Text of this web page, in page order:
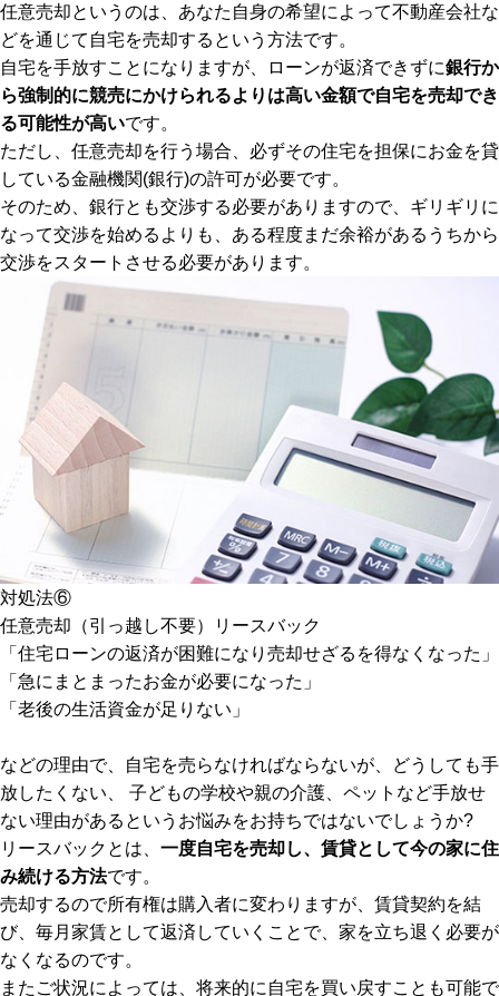
任意売却というのは、あなた自身の希望によって不動産会社な
どを通じて自宅を売却するという方法です。
自宅を手放すことになりますが、ローンが返済できずに銀行か
ら強制的に競売にかけられるよりは高い金額で自宅を売却でき
る可能性が高いです。
ただし、任意売却を行う場合、必ずその住宅を担保にお金を貸
している金融機関(銀行)の許可が必要です。
そのため、銀行とも交渉する必要がありますので、ギリギリに
なって交渉を始めるよりも、ある程度まだ余裕があるうちから
交渉をスタートさせる必要があります。
対処法⑥
任意売却（引っ越し不要）リースバック
「住宅ローンの返済が困難になり売却せざるを得なくなった」
「急にまとまったお金が必要になった」
「老後の生活資金が足りない」
などの理由で、自宅を売らなければならないが、どうしても手
放したくない、 子どもの学校や親の介護、ペットなど手放せ
ない理由があるというお悩みをお持ちではないでしょうか?
リースバックとは、 一度自宅を売却し、賃貸として今の家に住
み続ける方法です。
売却するので所有権は購入者に変わりますが、賃貸契約を結
び、毎月家賃として返済していくことで、家を立ち退く必要が
なくなるのです。
またご状況によっては、将来的に自宅を買い戻すことも可能で